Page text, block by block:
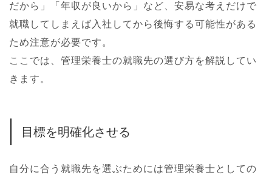
だから」「年収が良いから」など、安易な考えだけで
就職してしまえば入社してから後悔する可能性がある
ため注意が必要です。
ここでは、管理栄養士の就職先の選び方を解説してい
きます。
目標を明確化させる
自分に合う就職先を選ぶためには管理栄養士としての